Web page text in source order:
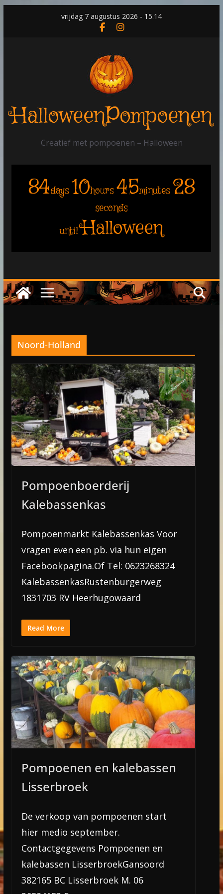
vrijdag 7 augustus 2026 - 15.14
HalloweenPompoenen
Creatief met pompoenen – Halloween
84days 10hours 45minutes 28
seconds
until Halloween
Noord-Holland
Pompoenboerderij
Kalebassenkas
Pompoenmarkt Kalebassenkas Voor
vragen even een pb. via hun eigen
Facebookpagina.Of Tel: 0623268324
KalebassenkasRustenburgerweg
1831703 RV Heerhugowaard
Read More
Pompoenen en kalebassen
Lisserbroek
De verkoop van pompoenen start
hier medio september.
Contactgegevens Pompoenen en
kalebassen LisserbroekGansoord
382165 BC Lisserbroek M. 06